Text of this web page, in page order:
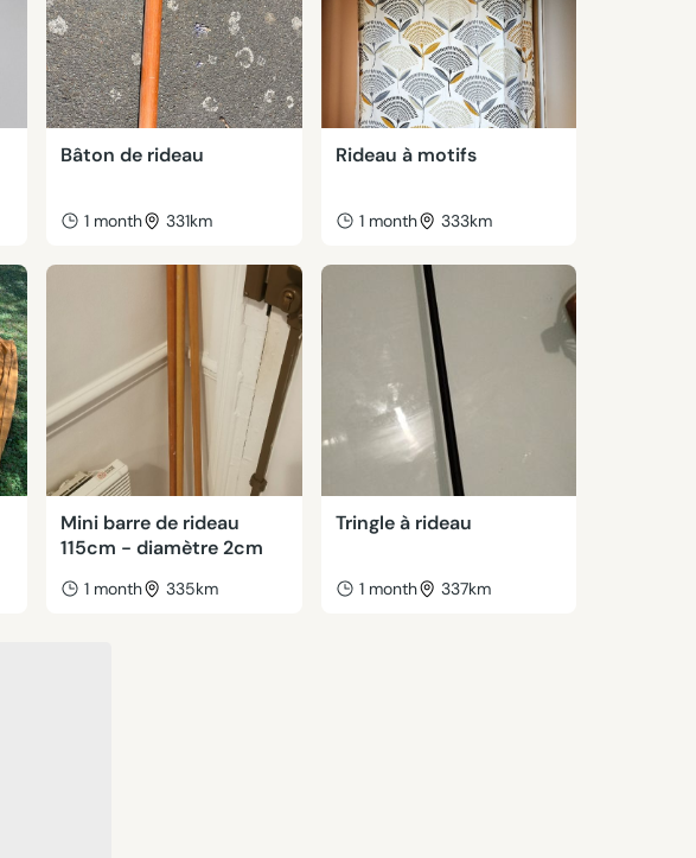
Bâton de rideau
1 month 331km
Rideau à motifs
1 month 333km
Mini barre de rideau
115cm - diamètre 2cm
1 month 335km
Tringle à rideau
1 month 337km